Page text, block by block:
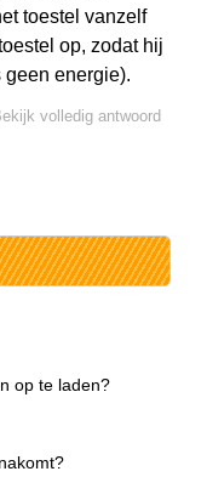
toestel vanzelf
op, zodat hij
energie).
volledig antwoord
op te laden?